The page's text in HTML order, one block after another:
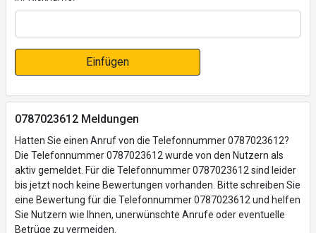
Einfügen
0787023612 Meldungen
Hatten Sie einen Anruf von die Telefonnummer 0787023612?
Die Telefonnummer 0787023612 wurde von den Nutzern als
aktiv gemeldet. Für die Telefonnummer 0787023612 sind leider
bis jetzt noch keine Bewertungen vorhanden. Bitte schreiben Sie
eine Bewertung für die Telefonnummer 0787023612 und helfen
Sie Nutzern wie Ihnen, unerwünschte Anrufe oder eventuelle
Betrüge zu vermeiden.